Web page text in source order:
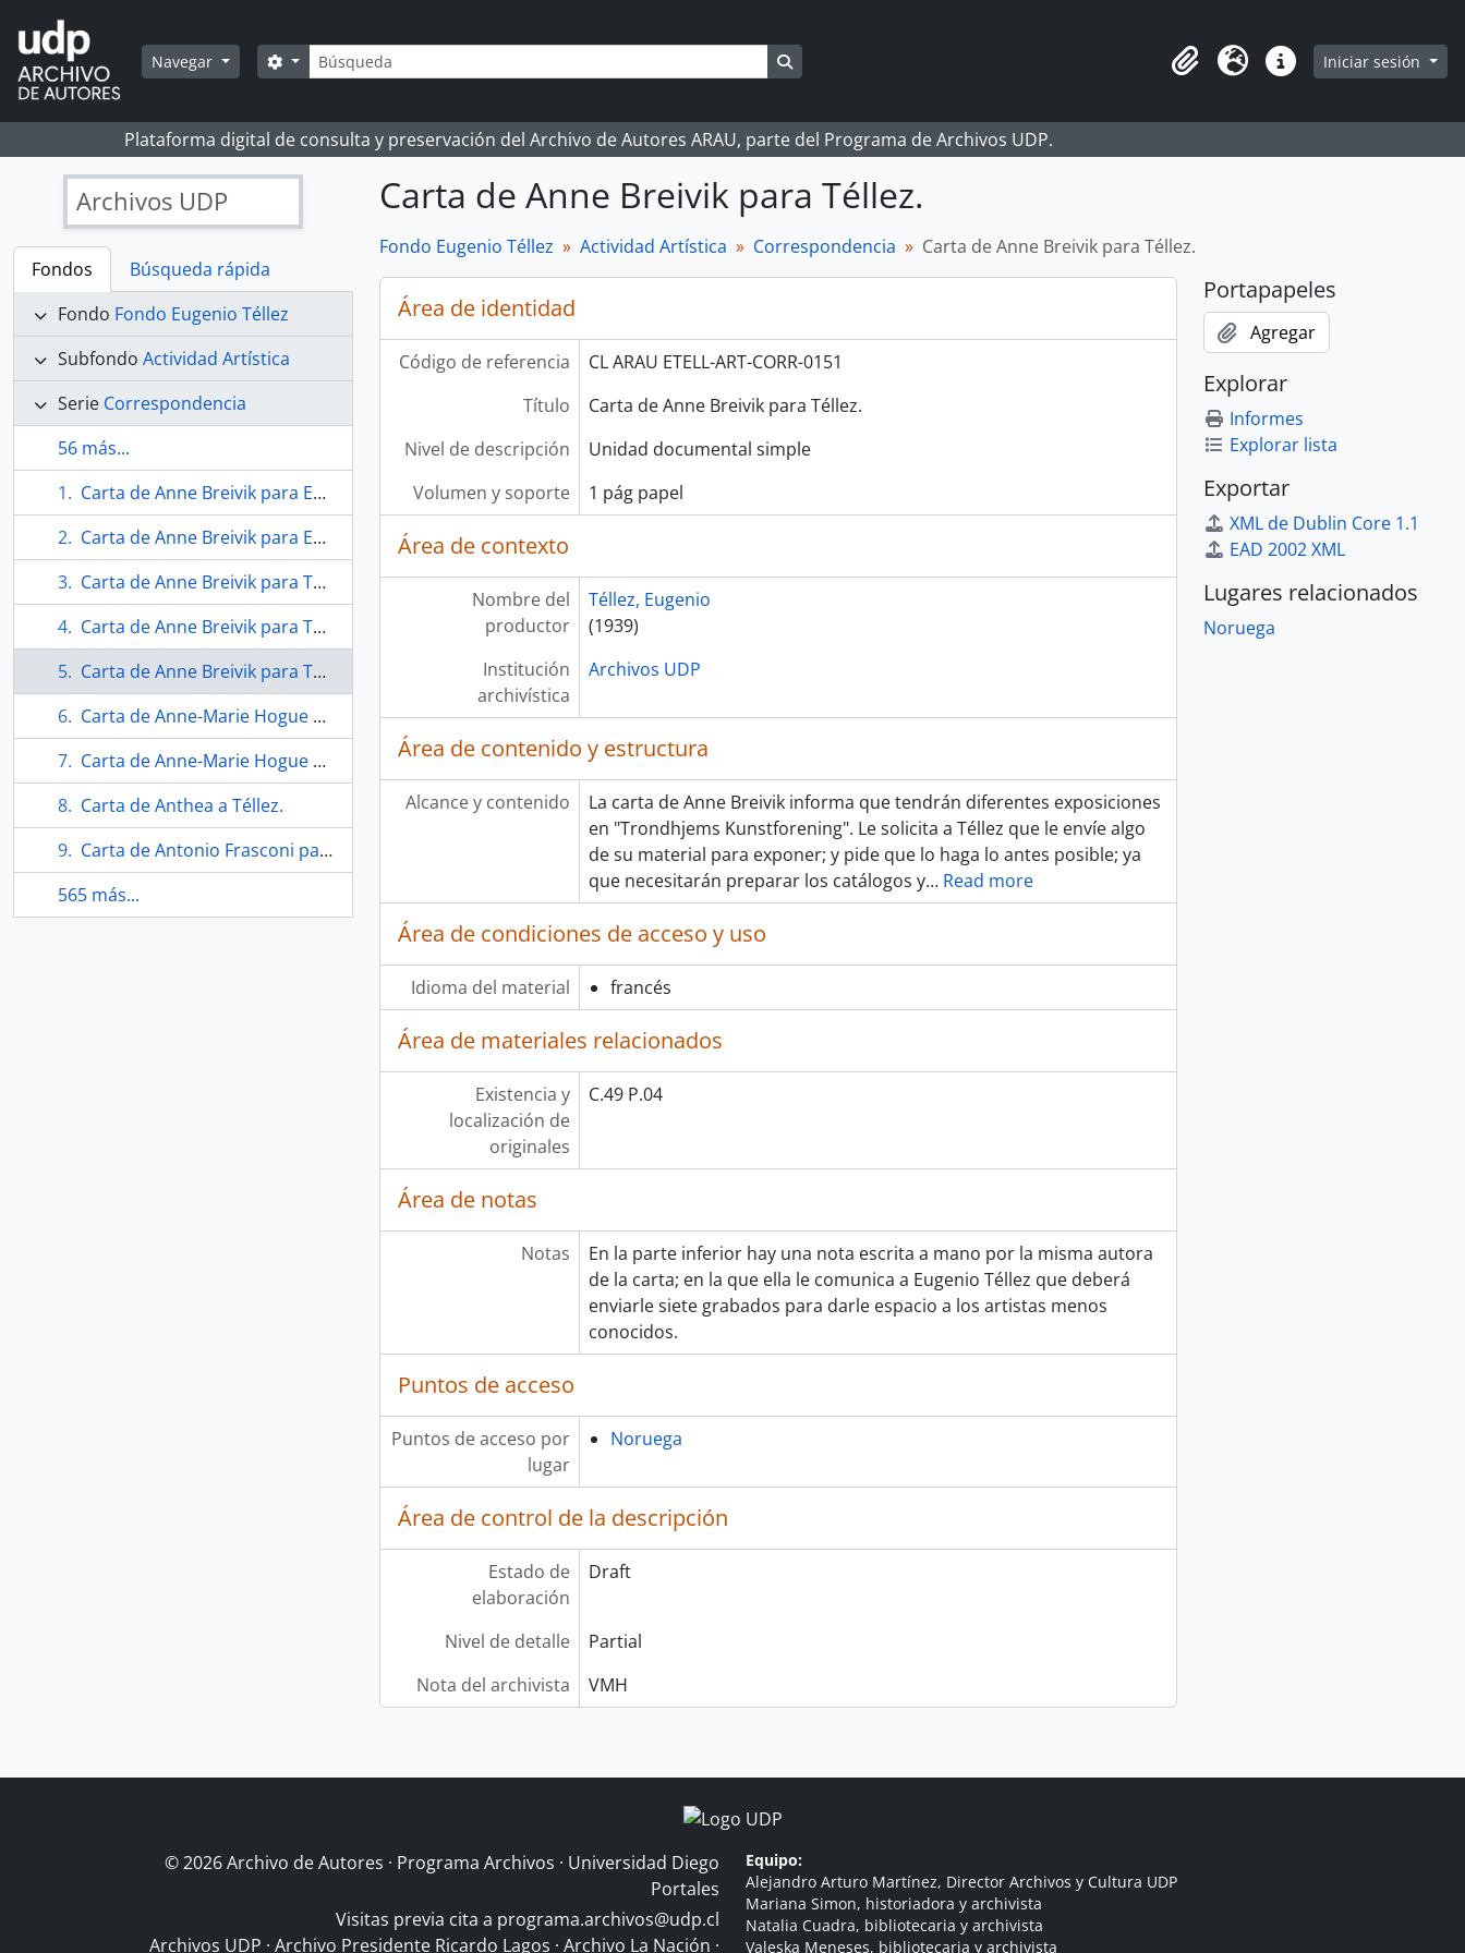
Skip to main content
Navegar Búsqueda
Search options
Portapapeles
Idioma Enlaces rápidos
Iniciar sesión
Plataforma digital de consulta y preservación del Archivo de Autores ARAU, parte del Programa de Archivos UDP.
Archivos UDP
Fondos
Búsqueda rápida
Fondo Fondo Eugenio Téllez
Subfondo Actividad Artística
Serie Correspondencia
56 más...
Carta de Anne Breivik para Eugenio Téllez.
Carta de Anne Breivik para Eugenio Téllez.
Carta de Anne Breivik para Téllez.
Carta de Anne Breivik para Téllez.
Carta de Anne Breivik para Téllez.
Carta de Anne-Marie Hogue a Téllez.
Carta de Anne-Marie Hogue a Téllez.
Carta de Anthea a Téllez.
Carta de Antonio Frasconi para Eugenio Téllez.
565 más...
Carta de Anne Breivik para Téllez.
Fondo Eugenio Téllez Actividad Artística Correspondencia Carta de Anne Breivik para Téllez.
Área de identidad
Código de referencia
CL ARAU ETELL-ART-CORR-0151
Título
Carta de Anne Breivik para Téllez.
Nivel de descripción
Unidad documental simple
Volumen y soporte
1 pág papel
Área de contexto
Nombre del
productor
Téllez, Eugenio
(1939)
Institución
archivística
Archivos UDP
Área de contenido y estructura
Alcance y contenido
La carta de Anne Breivik informa que tendrán diferentes exposiciones
en "Trondhjems Kunstforening". Le solicita a Téllez que le envíe algo
de su material para exponer; y pide que lo haga lo antes posible; ya
que necesitarán preparar los catálogos y… Read more
Área de condiciones de acceso y uso
Idioma del material francés
Área de materiales relacionados
Existencia y
localización de
originales
C.49 P.04
Área de notas
Notas
En la parte inferior hay una nota escrita a mano por la misma autora
de la carta; en la que ella le comunica a Eugenio Téllez que deberá
enviarle siete grabados para darle espacio a los artistas menos
conocidos.
Puntos de acceso
Puntos de acceso por
lugar
Noruega
Área de control de la descripción
Estado de
elaboración
Draft
Nivel de detalle
Partial
Nota del archivista
VMH
Portapapeles
Agregar
Explorar
Informes
Explorar lista
Exportar
XML de Dublin Core 1.1
EAD 2002 XML
Lugares relacionados
Noruega
© 2026 Archivo de Autores · Programa Archivos · Universidad Diego
Portales
Visitas previa cita a programa.archivos@udp.cl
Archivos UDP · Archivo Presidente Ricardo Lagos · Archivo La Nación ·
Equipo:
Alejandro Arturo Martínez, Director Archivos y Cultura UDP
Mariana Simon, historiadora y archivista
Natalia Cuadra, bibliotecaria y archivista
Valeska Meneses, bibliotecaria y archivista